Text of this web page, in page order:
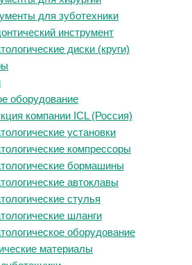
для зуботехники
инструмент
диски (круги)
оборудование
компании ICL (Россия)
установки
компрессоры
бормашины
автоклавы
стулья
шланги
оборудование
материалы